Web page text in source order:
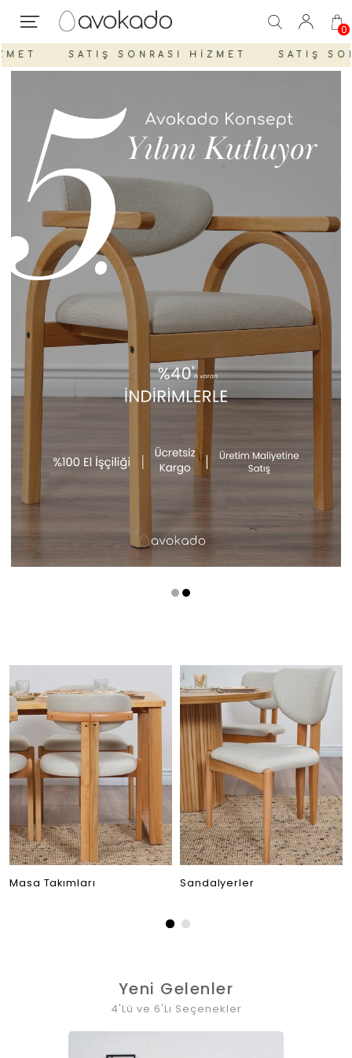
0
SATIŞ SONRASI HİZMET SATIŞ
Masa Takımları Sandalyerler
Yeni Gelenler
4'Lü ve 6'Lı Seçenekler